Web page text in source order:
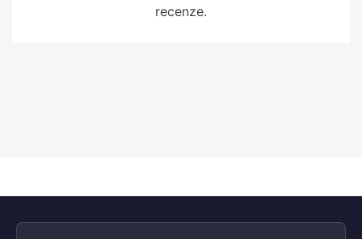
recenze.